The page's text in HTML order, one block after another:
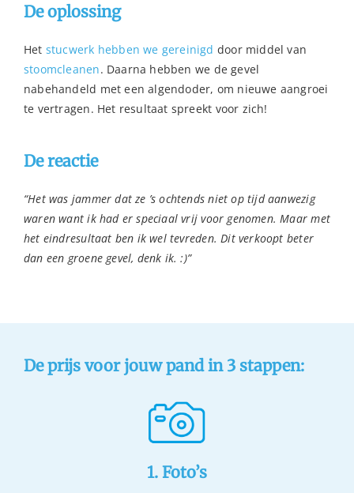
De oplossing
Het stucwerk hebben we gereinigd door middel van
stoomcleanen. Daarna hebben we de gevel
nabehandeld met een algendoder, om nieuwe aangroei
te vertragen. Het resultaat spreekt voor zich!
De reactie
“Het was jammer dat ze ’s ochtends niet op tijd aanwezig
waren want ik had er speciaal vrij voor genomen. Maar met
het eindresultaat ben ik wel tevreden. Dit verkoopt beter
dan een groene gevel, denk ik. :)”
De prijs voor jouw pand in 3 stappen:
1. Foto’s